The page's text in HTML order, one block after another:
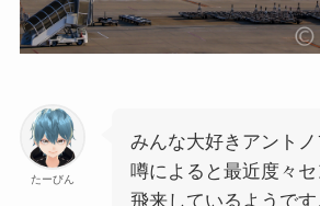
たーびん
みんな大好きアントノ
噂によると最近度々
飛来しているようです